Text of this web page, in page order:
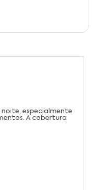
especialmente
A cobertura